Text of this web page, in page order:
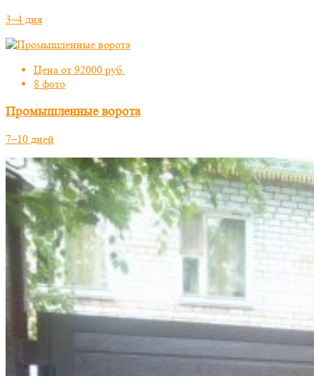
3–4 дня
Цена от 92000 руб.
8 фото
Промышленные ворота
7–10 дней